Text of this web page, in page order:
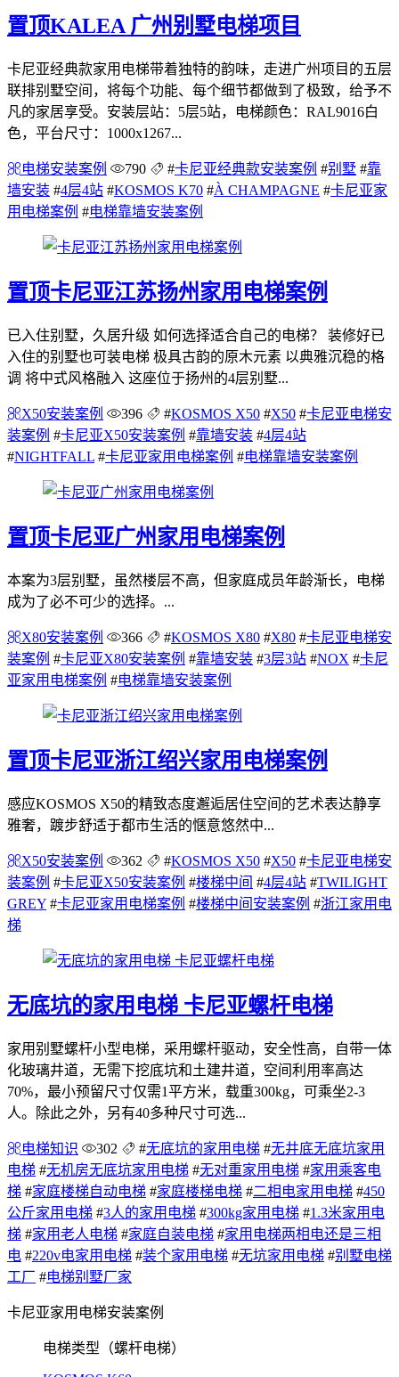
置顶KALEA 广州别墅电梯项目
卡尼亚经典款家用电梯带着独特的韵味，走进广州项目的五层
联排别墅空间，将每个功能、每个细节都做到了极致，给予不
凡的家居享受。安装层站：5层5站，电梯颜色：RAL9016白
色，平台尺寸：1000x1267...
电梯安装案例 790 #卡尼亚经典款安装案例 #别墅 #靠
墙安装 #4层4站 #KOSMOS K70 #À CHAMPAGNE #卡尼亚家
用电梯案例 #电梯靠墙安装案例
置顶卡尼亚江苏扬州家用电梯案例
已入住别墅，久居升级 如何选择适合自己的电梯？ 装修好已
入住的别墅也可装电梯 极具古韵的原木元素 以典雅沉稳的格
调 将中式风格融入 这座位于扬州的4层别墅...
X50安装案例 396 #KOSMOS X50 #X50 #卡尼亚电梯安
装案例 #卡尼亚X50安装案例 #靠墙安装 #4层4站
#NIGHTFALL #卡尼亚家用电梯案例 #电梯靠墙安装案例
置顶卡尼亚广州家用电梯案例
本案为3层别墅，虽然楼层不高，但家庭成员年龄渐长，电梯
成为了必不可少的选择。...
X80安装案例 366 #KOSMOS X80 #X80 #卡尼亚电梯安
装案例 #卡尼亚X80安装案例 #靠墙安装 #3层3站 #NOX #卡尼
亚家用电梯案例 #电梯靠墙安装案例
置顶卡尼亚浙江绍兴家用电梯案例
感应KOSMOS X50的精致态度邂逅居住空间的艺术表达静享
雅奢，踱步舒适于都市生活的惬意悠然中...
X50安装案例 362 #KOSMOS X50 #X50 #卡尼亚电梯安
装案例 #卡尼亚X50安装案例 #楼梯中间 #4层4站 #TWILIGHT
GREY #卡尼亚家用电梯案例 #楼梯中间安装案例 #浙江家用电
梯
无底坑的家用电梯 卡尼亚螺杆电梯
家用别墅螺杆小型电梯，采用螺杆驱动，安全性高，自带一体
化玻璃井道，无需下挖底坑和土建井道，空间利用率高达
70%，最小预留尺寸仅需1平方米，载重300kg，可乘坐2-3
人。除此之外，另有40多种尺寸可选...
电梯知识 302 #无底坑的家用电梯 #无井底无底坑家用
电梯 #无机房无底坑家用电梯 #无对重家用电梯 #家用乘客电
梯 #家庭楼梯自动电梯 #家庭楼梯电梯 #二相电家用电梯 #450
公斤家用电梯 #3人的家用电梯 #300kg家用电梯 #1.3米家用电
梯 #家用老人电梯 #家庭自装电梯 #家用电梯两相电还是三相
电 #220v电家用电梯 #装个家用电梯 #无坑家用电梯 #别墅电梯
工厂 #电梯别墅厂家
卡尼亚家用电梯安装案例
电梯类型（螺杆电梯）